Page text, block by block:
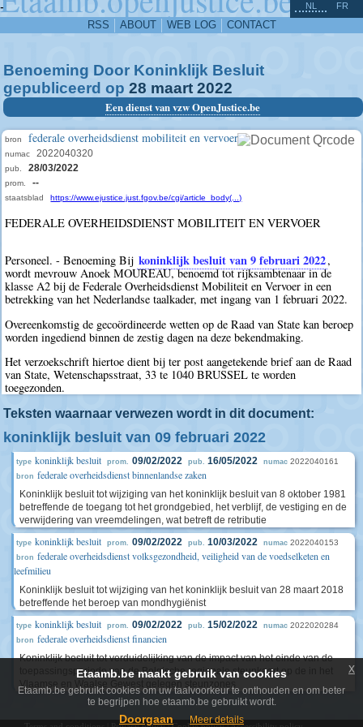
-
RSS ABOUT WEB LOG CONTACT
NL FR
Benoeming Door Koninklijk Besluit
gepubliceerd op 28 maart 2022
Een dienst van vzw OpenJustice.be
bron federale overheidsdienst mobiliteit en vervoer
numac 2022040320
pub. 28/03/2022
prom. --
staatsblad https://www.ejustice.just.fgov.be/cgi/article_body(...)
FEDERALE OVERHEIDSDIENST MOBILITEIT EN VERVOER
Personeel. - Benoeming Bij koninklijk besluit van 9 februari 2022,
wordt mevrouw Anoek MOUREAU, benoemd tot rijksambtenaar in de
klasse A2 bij de Federale Overheidsdienst Mobiliteit en Vervoer in een
betrekking van het Nederlandse taalkader, met ingang van 1 februari 2022.
Overeenkomstig de gecoördineerde wetten op de Raad van State kan beroep
worden ingediend binnen de zestig dagen na deze bekendmaking.
Het verzoekschrift hiertoe dient bij ter post aangetekende brief aan de Raad
van State, Wetenschapsstraat, 33 te 1040 BRUSSEL te worden
toegezonden.
Teksten waarnaar verwezen wordt in dit document:
koninklijk besluit van 09 februari 2022
type koninklijk besluit prom. 09/02/2022 pub. 16/05/2022 numac 2022040161
bron federale overheidsdienst binnenlandse zaken
Koninklijk besluit tot wijziging van het koninklijk besluit van 8 oktober 1981
betreffende de toegang tot het grondgebied, het verblijf, de vestiging en de
verwijdering van vreemdelingen, wat betreft de retributie
type koninklijk besluit prom. 09/02/2022 pub. 10/03/2022 numac 2022040153
bron federale overheidsdienst volksgezondheid, veiligheid van de voedselketen en
leefmilieu
Koninklijk besluit tot wijziging van het koninklijk besluit van 28 maart 2018
betreffende het beroep van mondhygiënist
type koninklijk besluit prom. 09/02/2022 pub. 15/02/2022 numac 2022020284
bron federale overheidsdienst financien
Koninklijk besluit tot verduidelijking van de impact van het einde van de
toepassingsperiode van de Belgische regionale steunkaart op de in het
Vlaamse en Waalse Gewest gelegen steunzones
^
Etaamb.be maakt gebruik van cookies
Etaamb.be gebruikt cookies om uw taalvoorkeur te onthouden en om beter
te begrijpen hoe etaamb.be gebruikt wordt.
Doorgaan Meer details
x